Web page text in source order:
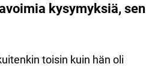
kysymyksiä, sen
toisin kuin hän oli